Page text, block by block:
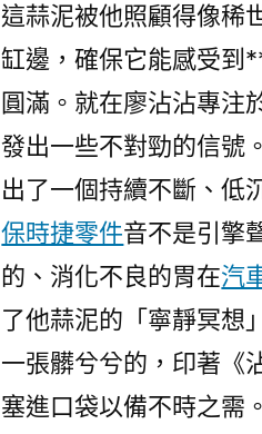
這蒜泥被他照顧得像稀
缸邊，確保它能感受到
圓滿。就在廖沾沾專注
發出一些不對勁的信號
出了一個持續不斷、
保時捷零件音不是引擎
的、消化不良的胃在汽
了他蒜泥的「寧靜冥想
一張髒兮兮的，印著《
塞進口袋以備不時之需